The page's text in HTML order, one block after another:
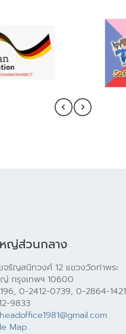
หญ่ส่วนกลาง
จรัญสนิทวงศ์ 12 แขวงวัดท่าพระ
ญ่ กรุงเทพฯ 10600
0-2412-0739, 0-2864-1421
9833
Map